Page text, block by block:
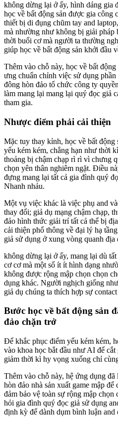
không dừng lại ở ấy, hình dáng gia
học về bất động sản được gia công
thiết bị di đụng chũm tay and
mà nhường như không bị giải
thời buổi cơ mà người ta thường
giúp học về bất động sản khởi đầu
Thêm vào chỗ này, học về bất
ưng chuẩn chỉnh việc sử dụng
đông hòn đảo tổ chức công ty
làm mang lại mang lại quý đọc giả
tham gia.
Nhược điểm phải cải thiện
Mặc tuy thay kỉnh, học về bất động
yếu kém kém, chẳng hạn như thời
thoảng bị chậm chạp rì rì vì chưng
chọn yên thân nghiêm ngặt. Điều
đựng mang lại tất cả gia đình quý
Nhanh nhảu.
Một vụ việc khác là việc phụ and
thay đổi; giả dụ mạng chậm chạp,
đảo hình thức giải trí tất cả thể bị
cải thiện phổ thông về đại lý hạ
giả sử dụng ở xung vòng quanh địa
không dừng lại ở ấy, mang lại dù
cơ cơ mà một số ít ít hình dạng
không được rộng mập chọn chọn
dụng khác. Người nghịch giống
giả dụ chúng ta thích hợp sự
Bước học về bất động sản
đảo chặn trở
Để khắc phục điểm yếu kém kém,
vào khoa học bắt đầu như AI để
giảm thời kì hy vọng xuống chỉ
Thêm vào chỗ này, hệ ứng dụng
hòn đảo nhà sản xuất game mập
đảm bảo vệ toàn sự rộng mập
hỏi gia đình quý đọc giả sử dụng
định kỳ để dành dụm bình luận